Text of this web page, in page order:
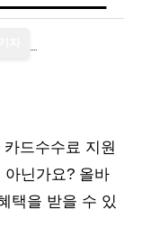
드수수료 지원
닌가요? 올바
택을 받을 수 있